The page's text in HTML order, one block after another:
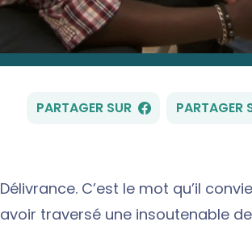
PARTAGER SUR FACEBOOK
PARTAGER
Délivrance. C’est le mot qu’il
avoir traversé une insoutenable